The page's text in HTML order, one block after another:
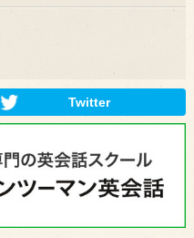
Twitter